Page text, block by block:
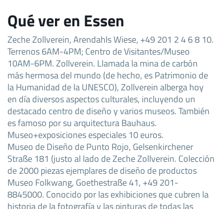
Qué ver en Essen
Zeche Zollverein, Arendahls Wiese, +49 201 2 4 6 8 10.
Terrenos 6AM-4PM; Centro de Visitantes/Museo
10AM-6PM. Zollverein. Llamada la mina de carbón
más hermosa del mundo (de hecho, es Patrimonio de
la Humanidad de la UNESCO), Zollverein alberga hoy
en día diversos aspectos culturales, incluyendo un
destacado centro de diseño y varios museos. También
es famoso por su arquitectura Bauhaus.
Museo+exposiciones especiales 10 euros.
Museo de Diseño de Punto Rojo, Gelsenkirchener
Straße 181 (justo al lado de Zeche Zollverein. Colección
de 2000 piezas ejemplares de diseño de productos
Museo Folkwang, Goethestraße 41, +49 201-
8845000. Conocido por las exhibiciones que cubren la
historia de la fotografía y las pinturas de todas las